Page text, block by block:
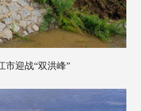
市迎战“双洪峰”